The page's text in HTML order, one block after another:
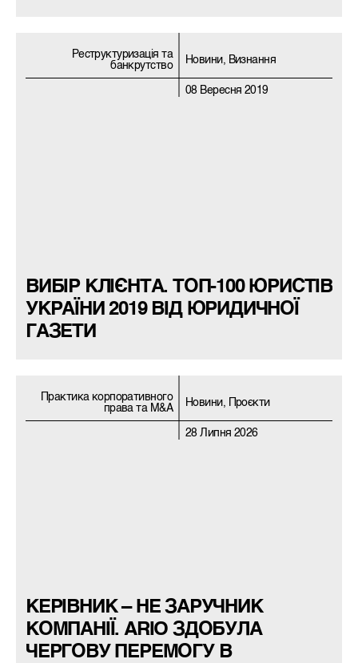
Реструктуризацiя та
банкрутство
Новини, Визнання
08 Вересня 2019
ВИБІР КЛІЄНТА. ТОП-100 ЮРИСТІВ
УКРАЇНИ 2019 ВІД ЮРИДИЧНОЇ
ГАЗЕТИ
Практика корпоративного
права та M&A
Новини, Проєкти
28 Липня 2026
КЕРІВНИК – НЕ ЗАРУЧНИК
КОМПАНІЇ. ARIO ЗДОБУЛА
ЧЕРГОВУ ПЕРЕМОГУ В